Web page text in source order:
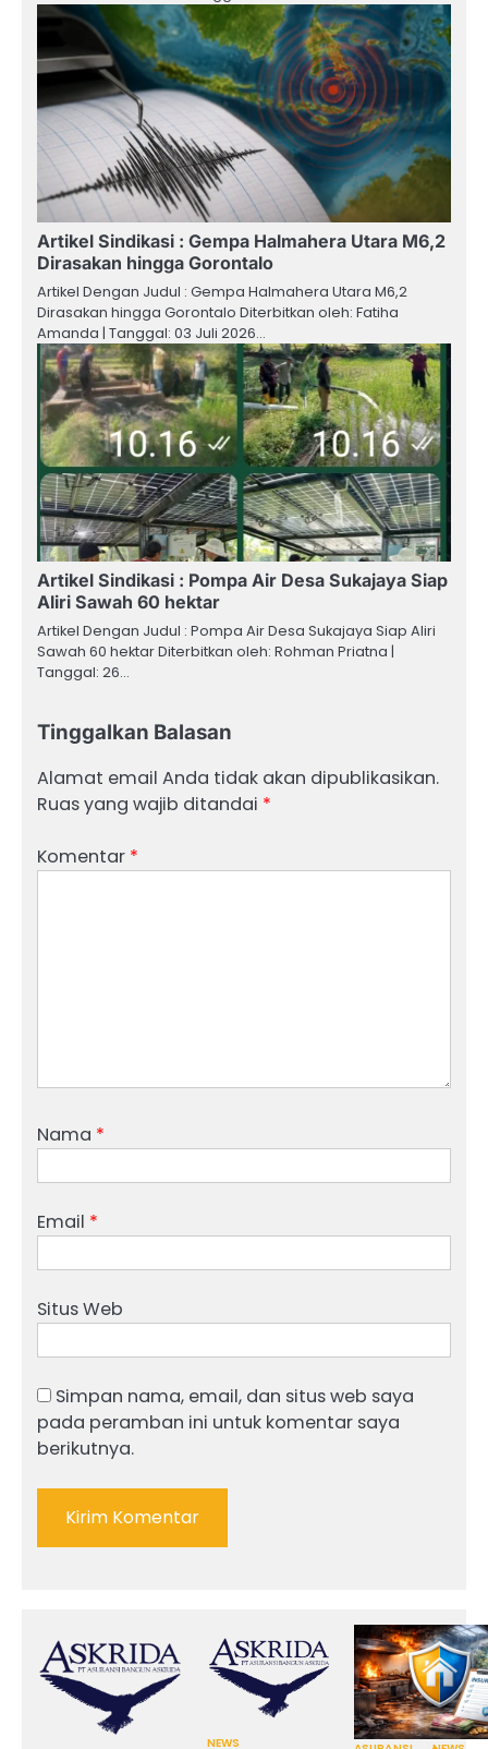
Artikel Sindikasi : Gempa Halmahera Utara M6,2
Dirasakan hingga Gorontalo
Artikel Dengan Judul : Gempa Halmahera Utara M6,2
Dirasakan hingga Gorontalo Diterbitkan oleh: Fatiha
Amanda | Tanggal: 03 Juli 2026…
Artikel Sindikasi : Pompa Air Desa Sukajaya Siap
Aliri Sawah 60 hektar
Artikel Dengan Judul : Pompa Air Desa Sukajaya Siap Aliri
Sawah 60 hektar Diterbitkan oleh: Rohman Priatna |
Tanggal: 26…
Tinggalkan Balasan
Alamat email Anda tidak akan dipublikasikan.
Ruas yang wajib ditandai *
Komentar *
Nama *
Email *
Situs Web
Simpan nama, email, dan situs web saya
pada peramban ini untuk komentar saya
berikutnya.
NEWS